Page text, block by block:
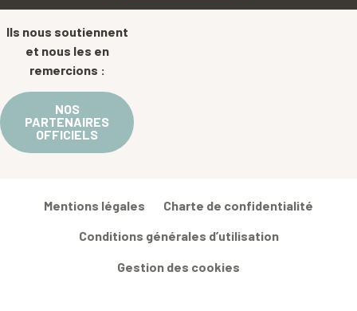
Ils nous soutiennent
et nous les en
remercions :
NOS
PARTENAIRES
OFFICIELS
Mentions légales Charte de confidentialité
Conditions générales d’utilisation
Gestion des cookies